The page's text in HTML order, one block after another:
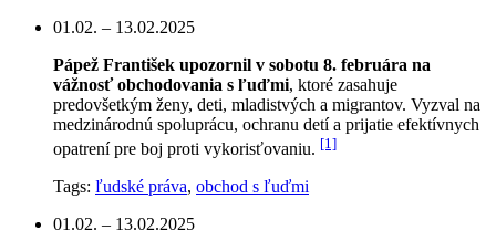
01.02. – 13.02.2025
Pápež František upozornil v sobotu 8. februára na
vážnosť obchodovania s ľuďmi, ktoré zasahuje
predovšetkým ženy, deti, mladistvých a migrantov. Vyzval na
medzinárodnú spoluprácu, ochranu detí a prijatie efektívnych
opatrení pre boj proti vykorisťovaniu. [1]
Tags: ľudské práva, obchod s ľuďmi
01.02. – 13.02.2025